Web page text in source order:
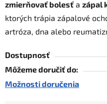
zmierňovať bolesť a zápal
ktorých trápia zápalové
artróza, dna alebo
Dostupnosť
Môžeme doručiť do:
Možnosti doručenia